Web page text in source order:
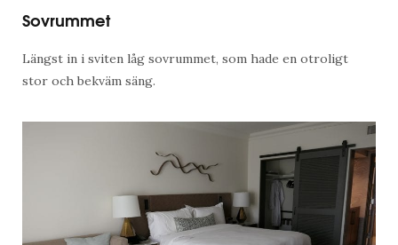
Sovrummet
Längst in i sviten låg sovrummet, som hade en otroligt
stor och bekväm säng.